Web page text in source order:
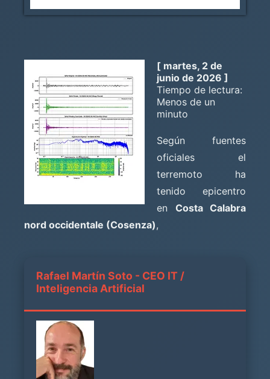
[ martes, 2 de
junio de 2026 ]
Tiempo de lectura:
Menos de un
minuto
Según fuentes
oficiales el
terremoto ha
tenido epicentro
en Costa Calabra
nord occidentale (Cosenza),
Rafael Martín Soto - CEO IT /
Inteligencia Artificial